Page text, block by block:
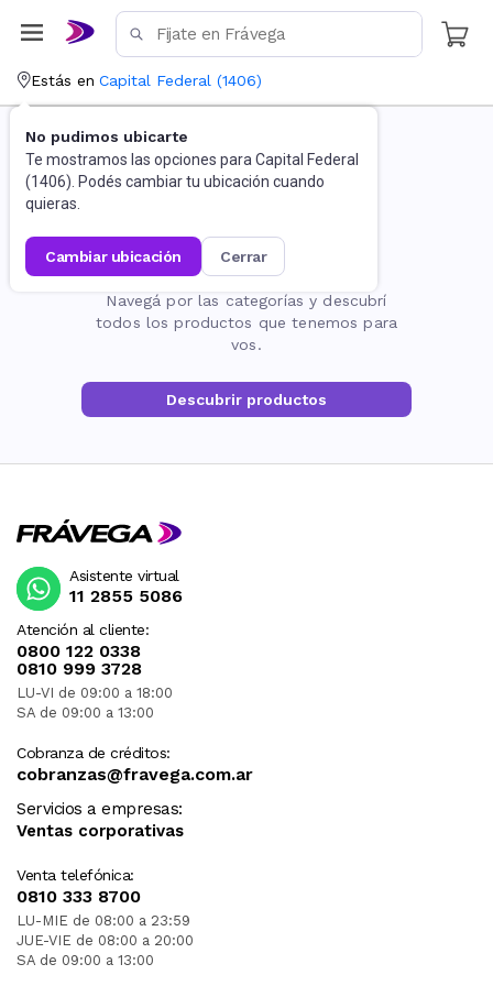
Estás en Capital Federal (1406)
No pudimos ubicarte
Te mostramos las opciones para Capital Federal
(1406). Podés cambiar tu ubicación cuando
quieras.
cambiar ubicación cerrar
La página no existe
Navegá por las categorías y descubrí
todos los productos que tenemos para
vos.
Descubrir productos
Atención al cliente:
0800 122 0338
0810 999 3728
LU-VI de 09:00 a 18:00
SA de 09:00 a 13:00
Cobranza de créditos:
cobranzas@fravega.com.ar
Servicios a empresas:
Ventas corporativas
Venta telefónica:
0810 333 8700
LU-MIE de 08:00 a 23:59
JUE-VIE de 08:00 a 20:00
SA de 09:00 a 13:00
Asistente virtual
11 2855 5086